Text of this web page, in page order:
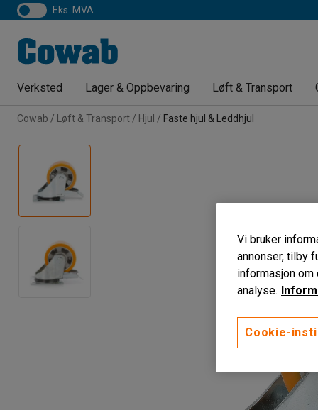
eks. MVA
Verksted Lager & Oppbevaring Løft & Transport
Cowab Løft & Transport Hjul Faste hjul & Leddhjul
Vi bruker
annonser, tilby
informasjon om
analyse.
Cookie-